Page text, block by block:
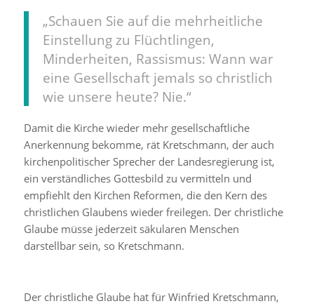
„Schauen Sie auf die mehrheitliche
Einstellung zu Flüchtlingen,
Minderheiten, Rassismus: Wann war
eine Gesellschaft jemals so christlich
wie unsere heute? Nie.“
Damit die Kirche wieder mehr gesellschaftliche
Anerkennung bekomme, rät Kretschmann, der auch
kirchenpolitischer Sprecher der Landesregierung ist,
ein verständliches Gottesbild zu vermitteln und
empfiehlt den Kirchen Reformen, die den Kern des
christlichen Glaubens wieder freilegen. Der christliche
Glaube müsse jederzeit säkularen Menschen
darstellbar sein, so Kretschmann.
Der christliche Glaube hat für Winfried Kretschmann,